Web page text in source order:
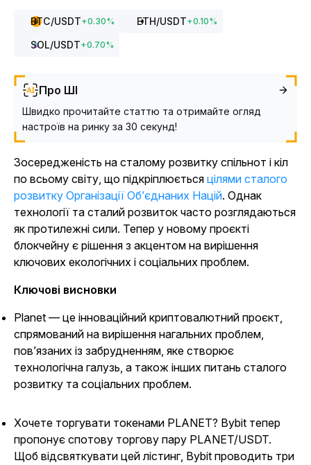
BTC/USDT+0.30% ETH/USDT+0.10%
SOL/USDT+0.70%
Про ШІ
Швидко прочитайте статтю та отримайте огляд
настроїв на ринку за 30 секунд!
Зосередженість на сталому розвитку спільнот і кіл
по всьому світу, що підкріплюється цілями сталого
розвитку Організації Об’єднаних Націй. Однак
технології та сталий розвиток часто розглядаються
як протилежні сили. Тепер у новому проєкті
блокчейну є рішення з акцентом на вирішення
ключових екологічних і соціальних проблем.
Ключові висновки
Planet — це інноваційний криптовалютний проєкт,
спрямований на вирішення нагальних проблем,
пов’язаних із забрудненням, яке створює
технологічна галузь, а також інших питань сталого
розвитку та соціальних проблем.
Хочете торгувати токенами PLANET? Bybit тепер
пропонує спотову торгову пару PLANET/USDT.
Щоб відсвяткувати цей лістинг, Bybit проводить три